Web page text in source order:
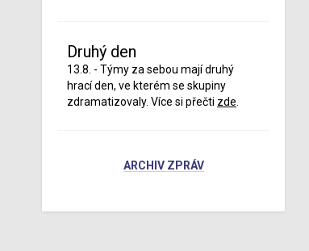
Druhý den
13.8. - Týmy za sebou mají druhý
hrací den, ve kterém se skupiny
zdramatizovaly. Více si přečti zde
ARCHIV ZPRÁV